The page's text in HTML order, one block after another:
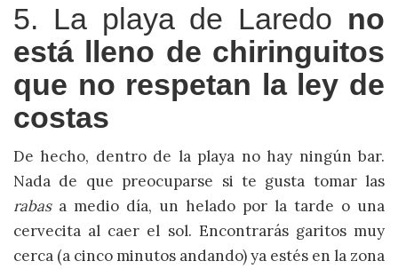
5. La playa de Laredo no
está lleno de chiringuitos
que no respetan la ley de
costas
De hecho, dentro de la playa no hay ningún bar.
Nada de que preocuparse si te gusta tomar las
rabasa medio día, un helado por la tarde o una
cervecita al caer el sol. Encontrarás garitos muy
cerca (a cinco minutos andando) ya estés en la zona